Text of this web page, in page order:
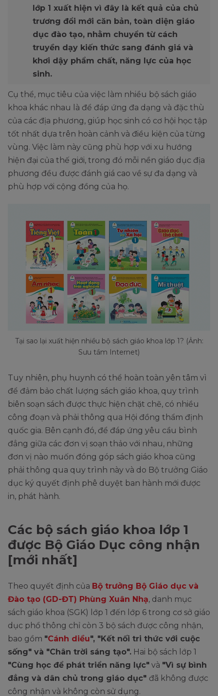
lớp 1 xuất hiện vì đây là kết quả của chủ
trương đổi mới căn bản, toàn diện giáo
dục đào tạo, nhằm chuyển từ cách
truyền dạy kiến thức sang đánh giá và
khơi dậy phẩm chất, năng lực của học
sinh.
Cụ thể, mục tiêu của việc làm nhiều bộ sách giáo
khoa khác nhau là để đáp ứng đa dạng và đặc thù
của các địa phương, giúp học sinh có cơ hội học tập
tốt nhất dựa trên hoàn cảnh và điều kiện của từng
vùng. Việc làm này cũng phù hợp với xu hướng
hiện đại của thế giới, trong đó mỗi nền giáo dục địa
phương đều được đánh giá cao về sự đa dạng và
phù hợp với cộng đồng của họ.
Tại sao lại xuất hiện nhiều bộ sách giáo khoa lớp 1? (Ảnh:
Sưu tầm Internet)
Tuy nhiên, phụ huynh có thể hoàn toàn yên tâm vì
để đảm bảo chất lượng sách giáo khoa, quy trình
biên soạn sách được thực hiện chặt chẽ, có nhiều
công đoạn và phải thông qua Hội đồng thẩm định
quốc gia. Bên cạnh đó, để đáp ứng yêu cầu bình
đẳng giữa các đơn vị soạn thảo với nhau, những
đơn vị nào muốn đóng góp sách giáo khoa cũng
phải thông qua quy trình này và do Bộ trưởng Giáo
dục ký quyết định phê duyệt ban hành mới được
in, phát hành.
Các bộ sách giáo khoa lớp 1
được Bộ Giáo Dục công nhận
[mới nhất]
Theo quyết định của Bộ trưởng Bộ Giáo dục và
Đào tạo (GD-ĐT) Phùng Xuân Nhạ, danh mục
sách giáo khoa (SGK) lớp 1 đến lớp 6 trong cơ sở giáo
dục phổ thông chỉ còn 3 bộ sách được công nhận,
bao gồm "Cánh diều", "Kết nối tri thức với cuộc
sống" và "Chân trời sáng tạo". Hai bộ sách lớp 1
"Cùng học để phát triển năng lực" và "Vì sự bình
đẳng và dân chủ trong giáo dục" đã không được
công nhận và không còn sử dụng.